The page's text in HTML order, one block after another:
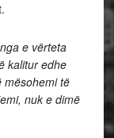
e vërteta
kalitur edhe
mësohemi të
nuk e dimë